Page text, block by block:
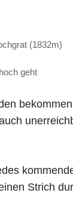
(1832m)
geht
Strich